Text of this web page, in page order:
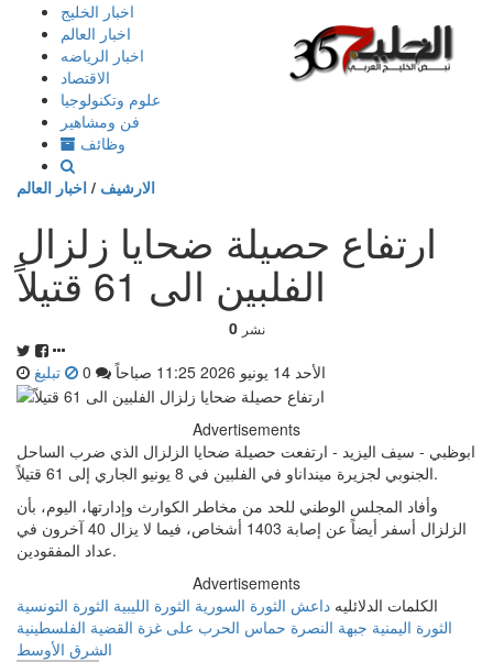
إذهب
المحتوى
اخبار الخليج
اخبار العالم
اخبار الرياضه
الاقتصاد
علوم وتكنولوجيا
فن ومشاهير
وظائف
الارشيف / اخبار العالم
ارتفاع حصيلة ضحايا زلزال
الفلبين الى 61 قتيلاً
0 نشر
الأحد 14 يونيو 2026 11:25 صباحاً تبليغ
Advertisements
ابوظبي - سيف اليزيد - ارتفعت حصيلة ضحايا الزلزال الذي ضرب الساحل
الجنوبي لجزيرة مينداناو في الفلبين في 8 يونيو الجاري إلى 61 قتيلاً.
وأفاد المجلس الوطني للحد من مخاطر الكوارث وإدارتها، اليوم، بأن
الزلزال أسفر أيضاً عن إصابة 1403 أشخاص، فيما لا يزال 40 آخرون في
عداد المفقودين.
Advertisements
الكلمات الدلائليه داعش الثورة السورية الثورة الليبية الثورة التونسية
الثورة اليمنية جبهة النصرة حماس الحرب على غزة القضية الفلسطينية
الشرق الأوسط